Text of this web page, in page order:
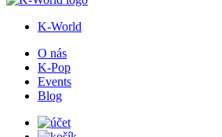
K-World
O nás
K-Pop
Events
Blog